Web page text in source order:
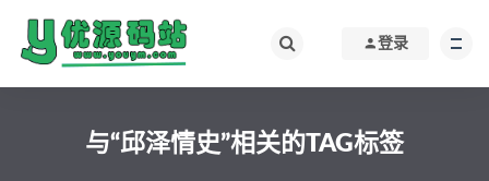
登录
与“邱泽情史”相关的TAG标签